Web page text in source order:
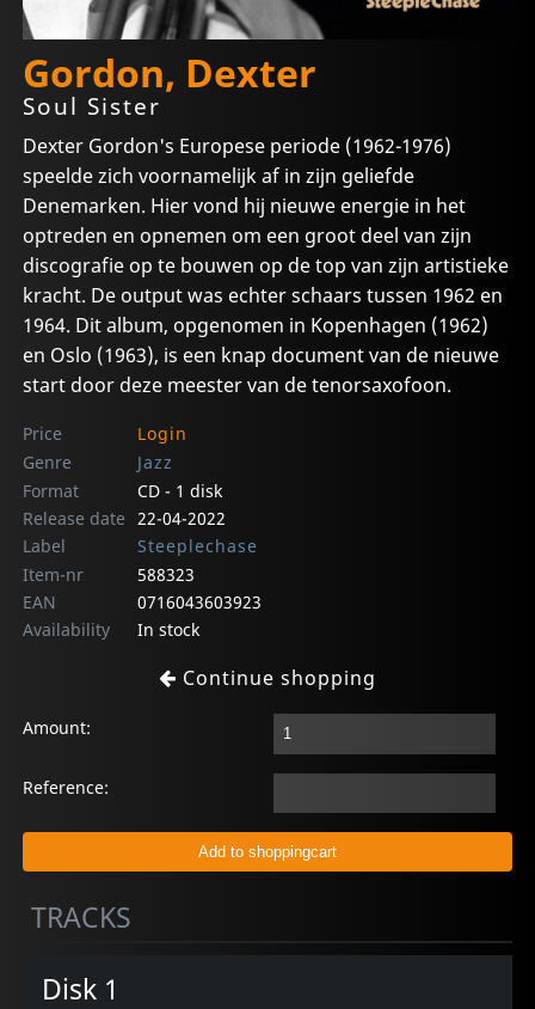
Gordon, Dexter
Soul Sister
Dexter Gordon's Europese periode (1962-1976)
speelde zich voornamelijk af in zijn geliefde
Denemarken. Hier vond hij nieuwe energie in het
optreden en opnemen om een groot deel van zijn
discografie op te bouwen op de top van zijn artistieke
kracht. De output was echter schaars tussen 1962 en
1964. Dit album, opgenomen in Kopenhagen (1962)
en Oslo (1963), is een knap document van de nieuwe
start door deze meester van de tenorsaxofoon.
Price
Login
Genre
Jazz
Format
CD - 1 disk
Release date 22-04-2022
Label
Steeplechase
Item-nr
588323
EAN
0716043603923
Availability
In stock
Continue shopping
Amount:
Reference:
TRACKS
Disk 1